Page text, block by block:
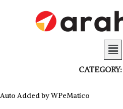
CATEGORY:
Auto Added by WPeMatico